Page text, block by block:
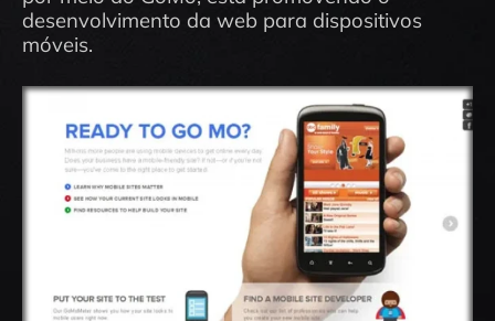
desenvolvimento da web para dispositivos
móveis.